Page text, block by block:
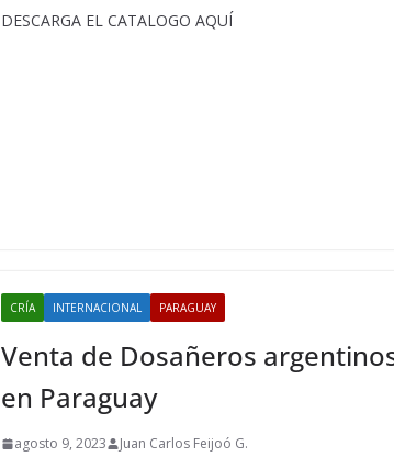
DESCARGA EL CATALOGO AQUÍ
CRÍA INTERNACIONAL PARAGUAY
Venta de Dosañeros
en Paraguay
agosto 9, 2023 Juan Carlos Feijoó G.